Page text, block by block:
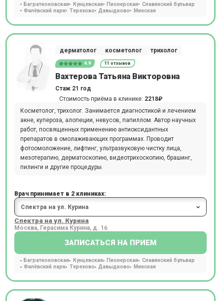
Багратионовская Кунцевская Пионерская
Славянский бульвар
Филёвский парк
Терехово Давыдково Минская
дерматолог косметолог трихолог
4.9 11 отзывов
Вахтерова Татьяна Викторовна
Стаж 21 год
Стоимость приёма в клинике: 2218₽
Косметолог, трихолог. Занимается диагностикой и лечением
акне, купероза, алопеции, невусов, папиллом. Автор научных
работ, посвященных применению антиоксидантных
препаратов в омолаживающих программах. Проводит
фотоомоложение, лифтинг, ультразвуковую чистку лица,
мезотерапию, дерматоскопию, видеотрихоскопию, брашинг,
пилинги и другие процедуры.
Врач принимает в 2 клиниках:
Спектра на ул. Курина
Москва, Герасима Курина, д. 16
ЗАПИСАТЬСЯ НА ПРИЕМ
Багратионовская Кунцевская Пионерская
Славянский бульвар
Филёвский парк
Терехово Давыдково Минская